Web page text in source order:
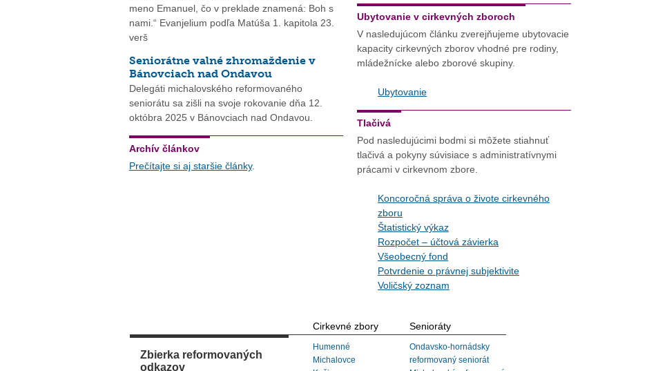
meno Emanuel, čo v preklade znamená: Boh s
nami.“ Evanjelium podľa Matúša 1. kapitola 23.
verš
Seniorátne valné zhromaždenie v
Bánovciach nad Ondavou
Delegáti michalovského reformovaného
seniorátu sa zišli na svoje rokovanie dňa 12.
októbra 2025 v Bánovciach nad Ondavou.
Archív článkov
Prečítajte si aj staršie články.
Ubytovanie v cirkevných zboroch
V nasledujúcom článku zverejňujeme ubytovacie
kapacity cirkevných zborov vhodné pre rodiny,
mládežnícke alebo zborové skupiny.
Ubytovanie
Tlačivá
Pod nasledujúcimi bodmi si môžete stiahnuť
tlačivá a pokyny súvisiace s administratívnymi
prácami v cirkevnom zbore.
Koncoročná správa o živote cirkevného
zboru
Štatistický výkaz
Rozpočet – účtová závierka
Všeobecný fond
Potvrdenie o právnej subjektivite
Voličský zoznam
Zbierka reformovaných
odkazov
Cirkevné zbory
Humenné
Michalovce
Senioráty
Ondavsko-hornádsky
reformovaný seniorát